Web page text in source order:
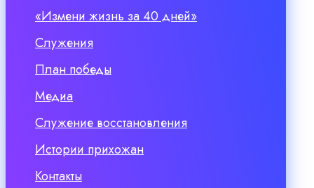
«Измени жизнь за 40 дней»
Служения
План победы
Медиа
Служение восстановления
Истории прихожан
Контакты